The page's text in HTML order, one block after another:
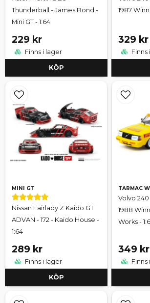
Thunderball - James Bond -
Mini GT - 1:64
229 kr
Finns i lager
KÖP
1987
329 kr
Finns
MINI GT
Nissan Fairlady Z Kaido GT
ADVAN - 172 - Kaido House -
1:64
289 kr
Finns i lager
KÖP
TARMAC
Volvo
1988
Works -
349 kr
Finns